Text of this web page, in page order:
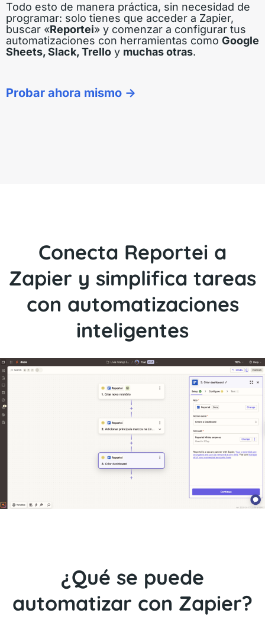
Todo esto de manera práctica, sin necesidad de
programar: solo tienes que acceder a Zapier,
buscar «Reportei» y comenzar a configurar tus
automatizaciones con herramientas como Google
Sheets, Slack, Trello y muchas otras.
Probar ahora mismo ->
Conecta Reportei a
Zapier y simplifica tareas
con automatizaciones
inteligentes
¿Qué se puede
automatizar con Zapier?